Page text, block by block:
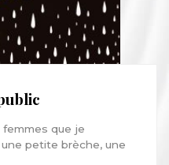
femmes que je
petite brèche, une